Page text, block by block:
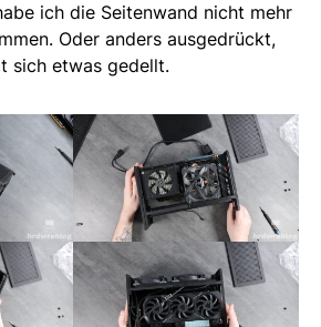
ich die Seitenwand nicht mehr
Oder anders ausgedrückt,
sich etwas gedellt.